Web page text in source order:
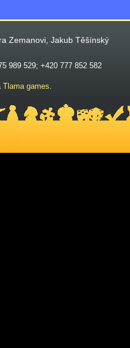
Zemanovi, Jakub Těšínský
989 529; +420 777 852 582
Tlama games.